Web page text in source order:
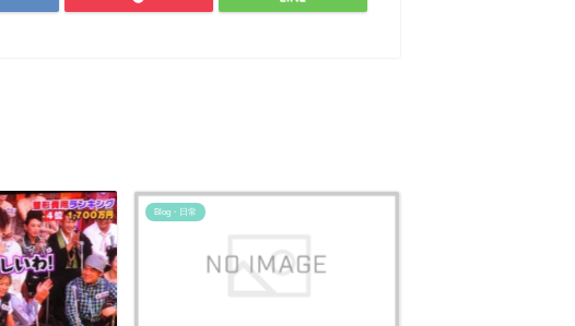
Blog・日常